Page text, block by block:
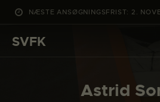
NÆSTE ANSØGNINGSFRIST: 2.
SVFK
Astrid
DET SKER